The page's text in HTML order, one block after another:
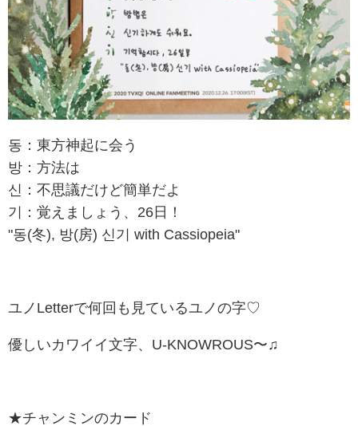
동：東方神起に会う
방：方法は
신：不思議だけど簡単だよ
기：覚えましょう、26日！
"동(冬), 방(房) 신기 with Cassiopeia"
ユノLetterで何回も見ているユノの字♡
優しいカワイイ文字、U-KNOWROUS〜♫
★チャンミンのカード